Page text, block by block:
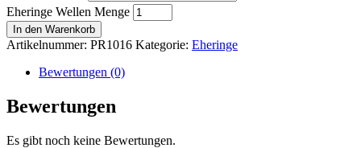
Eheringe Wellen Menge
In den Warenkorb
Artikelnummer: PR1016 Kategorie: Eheringe
Bewertungen (0)
Bewertungen
Es gibt noch keine Bewertungen.